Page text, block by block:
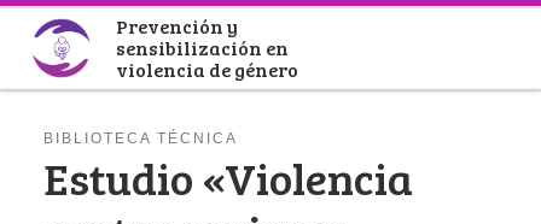
Saltar al contenido
Prevención y
sensibilización en
violencia de género
BIBLIOTECA TÉCNICA
Estudio «Violencia